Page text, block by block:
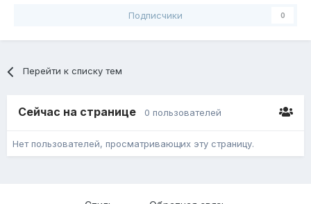
Подписчики 0
Перейти к списку тем
Сейчас на странице 0 пользователей
Нет пользователей, просматривающих эту страницу.